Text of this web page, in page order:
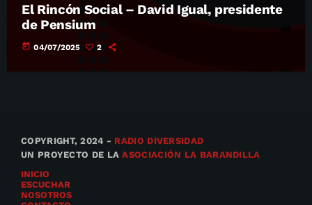
El Rincón Social – David Igual, presidente
de Pensium
today 04/07/2025 2
COPYRIGHT, 2024 - RADIO DIVERSIDAD
UN PROYECTO DE LAASOCIACIÓN LA BARANDILLA
INICIO
ESCUCHAR
NOSOTROS